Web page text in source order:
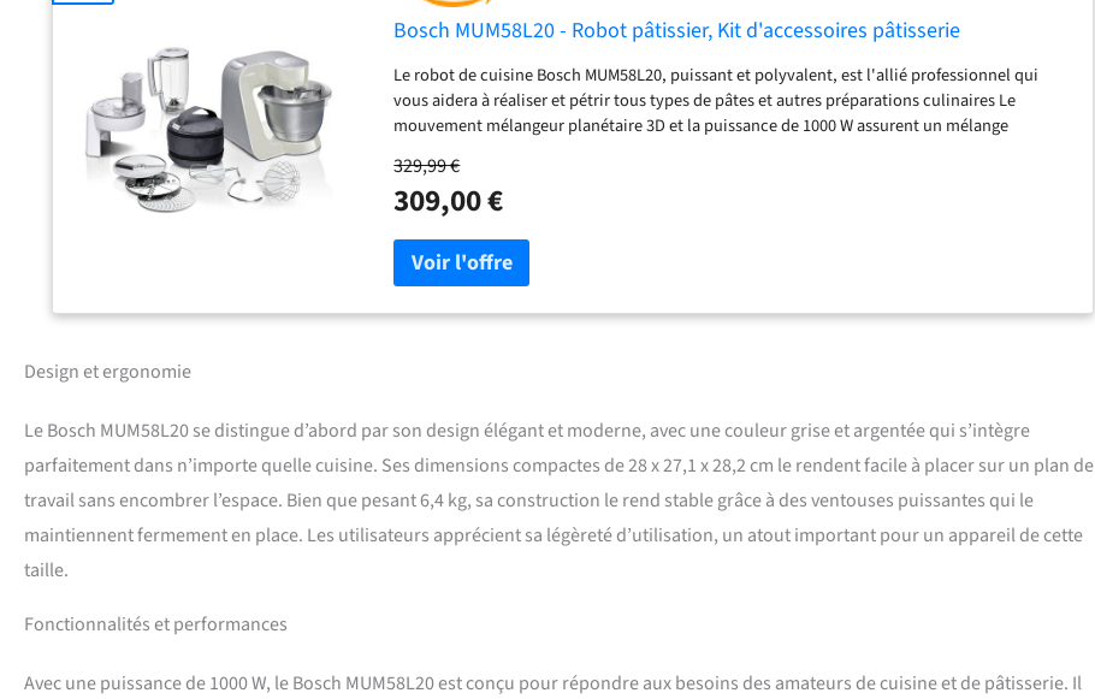
Bosch MUM58L20 - Robot pâtissier, Kit d'accessoires pâtisserie
Le robot de cuisine Bosch MUM58L20, puissant et polyvalent, est l'allié professionnel qui
vous aidera à réaliser et pétrir tous types de pâtes et autres préparations culinaires Le
mouvement mélangeur planétaire 3D et la puissance de 1000 W assurent un mélange
Le bol en acier inoxydable de grande capacité (3,9 L) permet la préparation de quantités
importantes : jusqu'à 2,7 kg de pâte à gâteau / Sert également à râper, émincer ou concasser
vitesses + turbo, avec régulateur intelligent de vitesse de malaxage / Très peu bruyant durant
l'utilisation Livraison : 1 x Bosch MUM58L20, Robot pâtissier pour cuisine et pâtisserie / Kit
329,99 €
309,00 €
Design et ergonomie
Le Bosch MUM58L20 se distingue d’abord par son design élégant et moderne, avec une couleur grise et argentée qui s’intègre
parfaitement dans n’importe quelle cuisine. Ses dimensions compactes de 28 x 27,1 x 28,2 cm le rendent facile à placer sur un plan de
travail sans encombrer l’espace. Bien que pesant 6,4 kg, sa construction le rend stable grâce à des ventouses puissantes qui le
maintiennent fermement en place. Les utilisateurs apprécient sa légèreté d’utilisation, un atout important pour un appareil de cette
taille.
Fonctionnalités et performances
Avec une puissance de 1000 W, le Bosch MUM58L20 est conçu pour répondre aux besoins des amateurs de cuisine et de pâtisserie. Il